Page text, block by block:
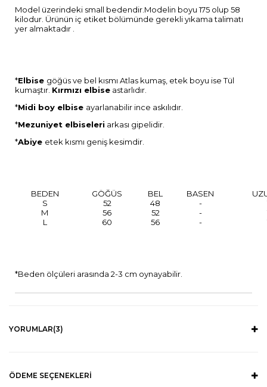
Model üzerindeki small bedendir.Modelin boyu 175 olup 58
kilodur. Ürünün iç etiket bölümünde gerekli yıkama talimatı
yer almaktadır .
*Elbise göğüs ve bel kısmı Atlas kumaş, etek boyu ise Tül
kumaştır. Kırmızı elbise astarlıdır.
*Midi boy elbise ayarlanabilir ince askılıdır.
*Mezuniyet elbiseleri arkası gipelidir.
*Abiye etek kısmı geniş kesimdir.
BEDEN GÖĞÜS BEL BASEN
S
52 48 -
M
56 52 -
L
60 56 -
*Beden ölçüleri arasında 2-3 cm oynayabilir.
YORUMLAR(3)
ÖDEME SEÇENEKLERI